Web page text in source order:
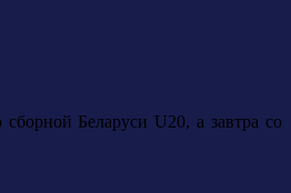
Беларуси U20, а завтра со